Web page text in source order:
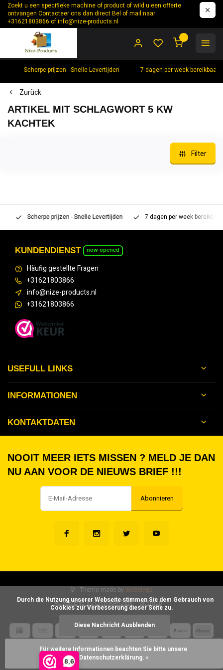
8,6
Zoekt u een specifieke machine of product of wild u een offerte
ontvangen Contacteer ons dan direct Bel of mail naar
+31621803866 ofinfo@nize-products.nl
Scherpe prijzen - Snelle Levertijden 7 dagen per week bereikbaar
Zurück
ARTIKEL MIT SCHLAGWORT 5 KW
KACHTEK
Filter
Scherpe prijzen - Snelle Levertijden 7 dagen per week bereikbaar
KUNDENDIENST now opened
Häufig gestellte Fragen
+31621803866
info@nize-products.nl
+31621803866
USEFULL LINKS
INFORMATIONEN
KONTAKTDATEN
NOOIT MEER IETS MISSEN ? MELD JE DAN
NU AAN VOOR DE NIEUWS BRIEF !!!
Abonnieren
ALGEMENE VOORWAARDEN Sitemap
© - Theme made by Webdinge
Cookies zur Verbesserung dieser Seite zu.
Diese Nachricht Ausblenden
Für weitere Informationen beachten Sie bitte unsere
Datenschutzerklärung. »